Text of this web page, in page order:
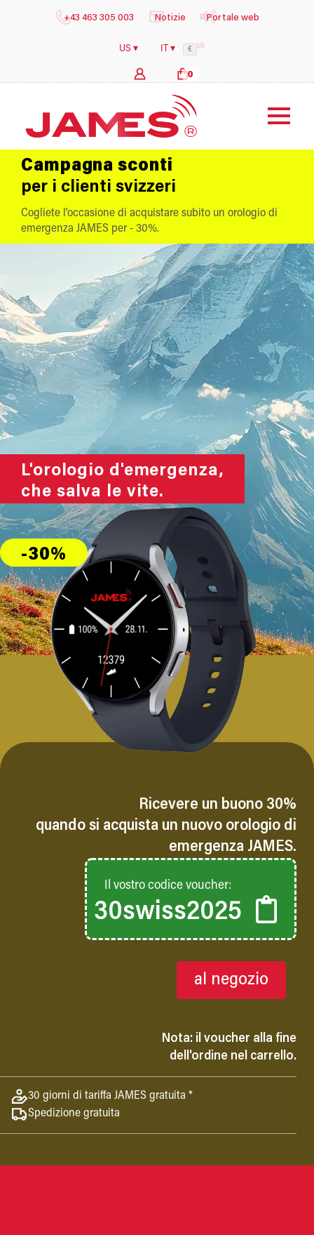
+43 463 305 003 Notizie Portale web
US ▾ IT ▾ € US
0
Campagna sconti
per i clienti svizzeri
Cogliete l'occasione di acquistare subito un orologio di
emergenza JAMES per - 30%.
L'orologio d'emergenza,
che salva le vite.
-30%
Ricevere un buono 30%
quando si acquista un nuovo orologio di
emergenza JAMES.
Il vostro codice voucher:
30swiss2025
al negozio
Nota: il voucher alla fine
dell'ordine nel carrello.
30 giorni di tariffa JAMES gratuita *
Spedizione gratuita